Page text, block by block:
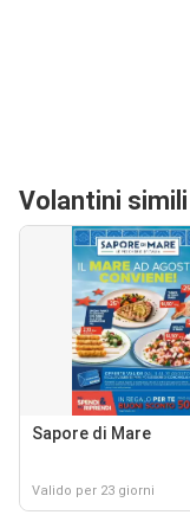
Volantini
Sapore di Mare
Valido per 23 giorni